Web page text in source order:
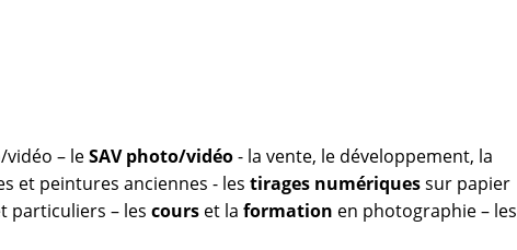
– leSAV photo/vidéo- la vente, le développement, la
et peintures anciennes - les tirages numériquessur papier
– les courset la formation en photographie – les